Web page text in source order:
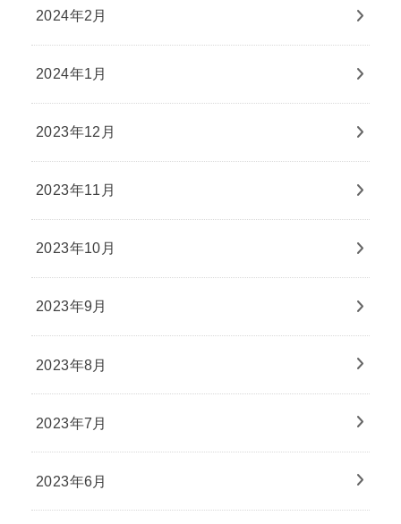
2024年2月
2024年1月
2023年12月
2023年11月
2023年10月
2023年9月
2023年8月
2023年7月
2023年6月